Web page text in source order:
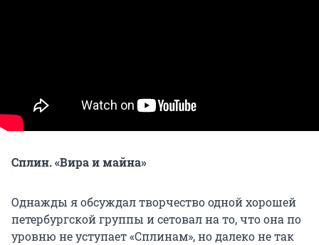
Сплин. «Вира и майна»
Однажды я обсуждал творчество одной хорошей
петербургской группы и сетовал на то, что она по
уровню не уступает «Сплинам», но далеко не так